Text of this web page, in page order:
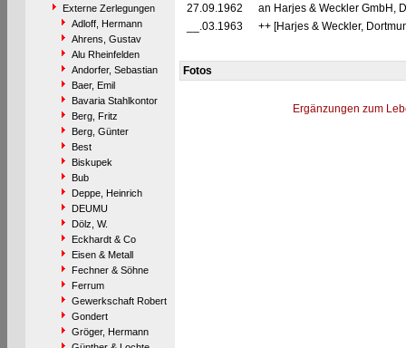
Externe Zerlegungen
Adloff, Hermann
Ahrens, Gustav
Alu Rheinfelden
Andorfer, Sebastian
Baer, Emil
Bavaria Stahlkontor
Berg, Fritz
Berg, Günter
Best
Biskupek
Bub
Deppe, Heinrich
DEUMU
Dölz, W.
Eckhardt & Co
Eisen & Metall
Fechner & Söhne
Ferrum
Gewerkschaft Robert
Gondert
Gröger, Hermann
27.09.1962
an Harjes & Weckler GmbH,
__.03.1963
++ [Harjes & Weckler,
Fotos
Ergänzungen zum